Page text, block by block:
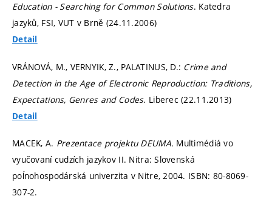
Education - Searching for Common Solutions. Katedra
jazyků, FSI, VUT v Brně (24.11.2006)
Detail
VRÁNOVÁ, M., VERNYIK, Z., PALATINUS, D.: Crime and
Detection in the Age of Electronic Reproduction: Traditions,
Expectations, Genres and Codes. Liberec (22.11.2013)
Detail
MACEK, A. Prezentace projektu DEUMA. Multimédiá vo
vyučovaní cudzích jazykov II. Nitra: Slovenská
poĺnohospodárská univerzita v Nitre, 2004. ISBN: 80-8069-
307-2.